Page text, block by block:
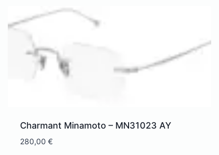
Charmant Minamoto – MN31023 AY
280,00€